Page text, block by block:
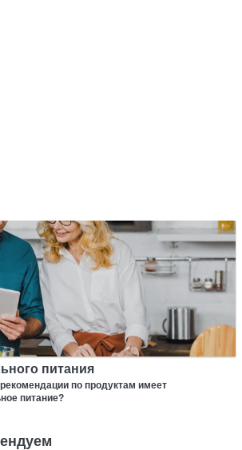
питания
по продуктам имеет
питание?